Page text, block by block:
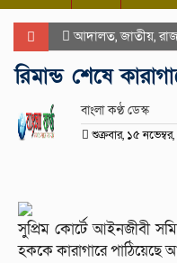
আদালত,জাতীয়,
রিমান্ড শেষে
বাংলা কণ্ঠ ডেস্ক
শুক্রবার, ১৫
সুপ্রিম কোর্টে আইনজীবী
হককে কারাগারে পাঠিয়েছে